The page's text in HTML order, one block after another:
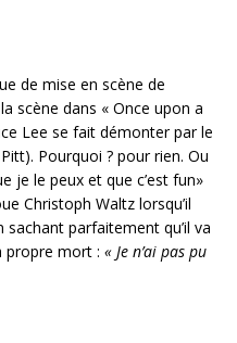
de mise en scène de
scène dans « Once upon a
Lee se fait démonter par le
Pourquoi ? pour rien. Ou
je le peux et que c’est fun»
Christoph Waltz lorsqu’il
parfaitement qu’il va
propre mort : « Je n’ai pas pu